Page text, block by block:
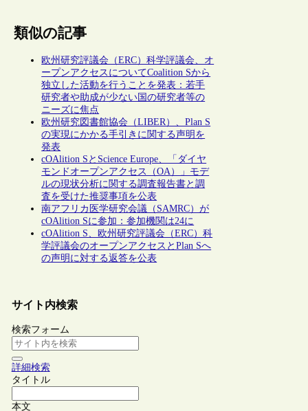
類似の記事
欧州研究評議会（ERC）科学評議会、オ
ープンアクセスについてCoalition Sから
独立した活動を行うことを発表：若手
研究者や助成が少ない国の研究者等の
ニーズに焦点
欧州研究図書館協会（LIBER）、Plan S
の実現にかかる手引きに関する声明を
発表
cOAlition SとScience Europe、「ダイヤ
モンドオープンアクセス（OA）」モデ
ルの現状分析に関する調査報告書と調
査を受けた推奨事項を公表
南アフリカ医学研究会議（SAMRC）が
cOAlition Sに参加：参加機関は24に
cOAlition S、欧州研究評議会（ERC）科
学評議会のオープンアクセスとPlan Sへ
の声明に対する返答を公表
サイト内検索
検索フォーム
詳細検索
タイトル
本文